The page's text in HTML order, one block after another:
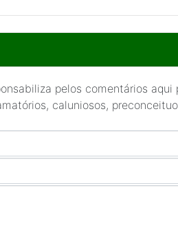
pelos comentários
caluniosos,